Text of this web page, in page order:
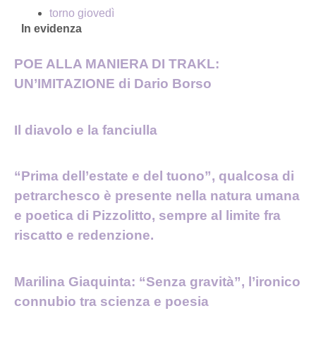
torno giovedì
In evidenza
POE ALLA MANIERA DI TRAKL:
UN’IMITAZIONE di Dario Borso
Il diavolo e la fanciulla
“Prima dell’estate e del tuono”, qualcosa di
petrarchesco è presente nella natura umana
e poetica di Pizzolitto, sempre al limite fra
riscatto e redenzione.
Marilina Giaquinta: “Senza gravità”, l’ironico
connubio tra scienza e poesia